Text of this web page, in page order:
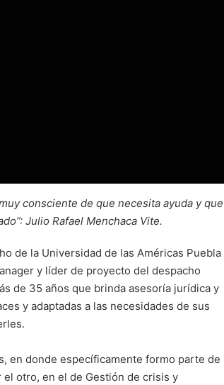
consciente de que necesita ayuda y que
Julio Rafael Menchaca Vite.
de la Universidad de las Américas Puebla
y líder de proyecto del despacho
de 35 años que brinda asesoría jurídica y
y adaptadas a las necesidades de sus
en donde específicamente formo parte de
otro, en el de Gestión de crisis y